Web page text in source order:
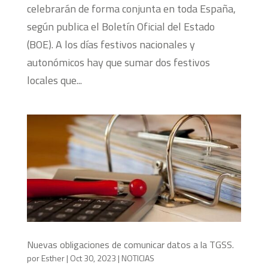
celebrarán de forma conjunta en toda España,
según publica el Boletín Oficial del Estado
(BOE). A los días festivos nacionales y
autonómicos hay que sumar dos festivos
locales que...
Nuevas obligaciones de comunicar datos a la TGSS.
porEsther| Oct 30, 2023 | NOTICIAS